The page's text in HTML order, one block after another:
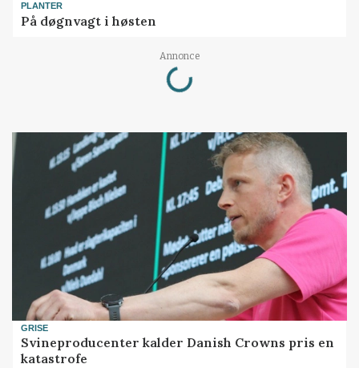
PLANTER
På døgnvagt i høsten
Annonce
Loading...
GRISE
Svineproducenter kalder Danish Crowns pris en
katastrofe